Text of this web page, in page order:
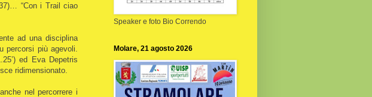
“Con i Trail ciao
ad una disciplina
percorsi più agevoli.
ed Eva Depetris
ridimensionato.
nel percorrere i
Speaker e foto Bio Correndo
Molare, 21 agosto 2026